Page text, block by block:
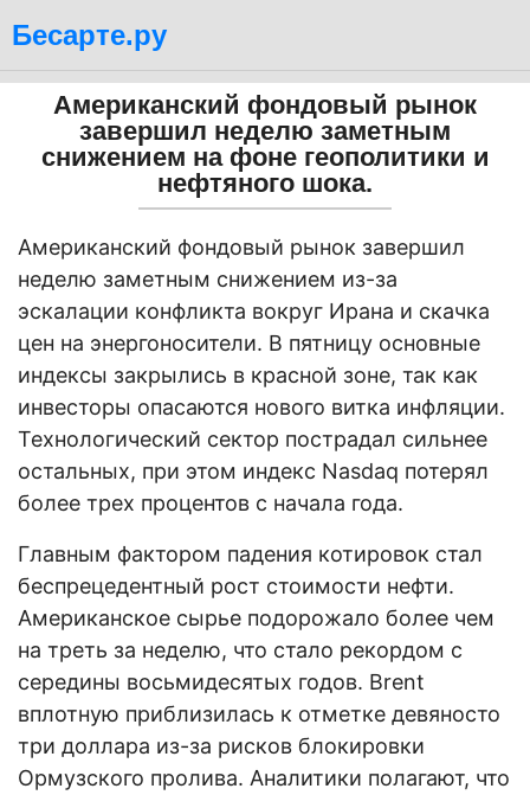
Бесарте.ру
Американский фондовый рынок
завершил неделю заметным
снижением на фоне геополитики и
нефтяного шока.
Американский фондовый рынок завершил
неделю заметным снижением из-за
эскалации конфликта вокруг Ирана и скачка
цен на энергоносители. В пятницу основные
индексы закрылись в красной зоне, так как
инвесторы опасаются нового витка инфляции.
Технологический сектор пострадал сильнее
остальных, при этом индекс Nasdaq потерял
более трех процентов с начала года.
Главным фактором падения котировок стал
беспрецедентный рост стоимости нефти.
Американское сырье подорожало более чем
на треть за неделю, что стало рекордом с
середины восьмидесятых годов. Brent
вплотную приблизилась к отметке девяносто
три доллара из-за рисков блокировки
Ормузского пролива. Аналитики полагают, что